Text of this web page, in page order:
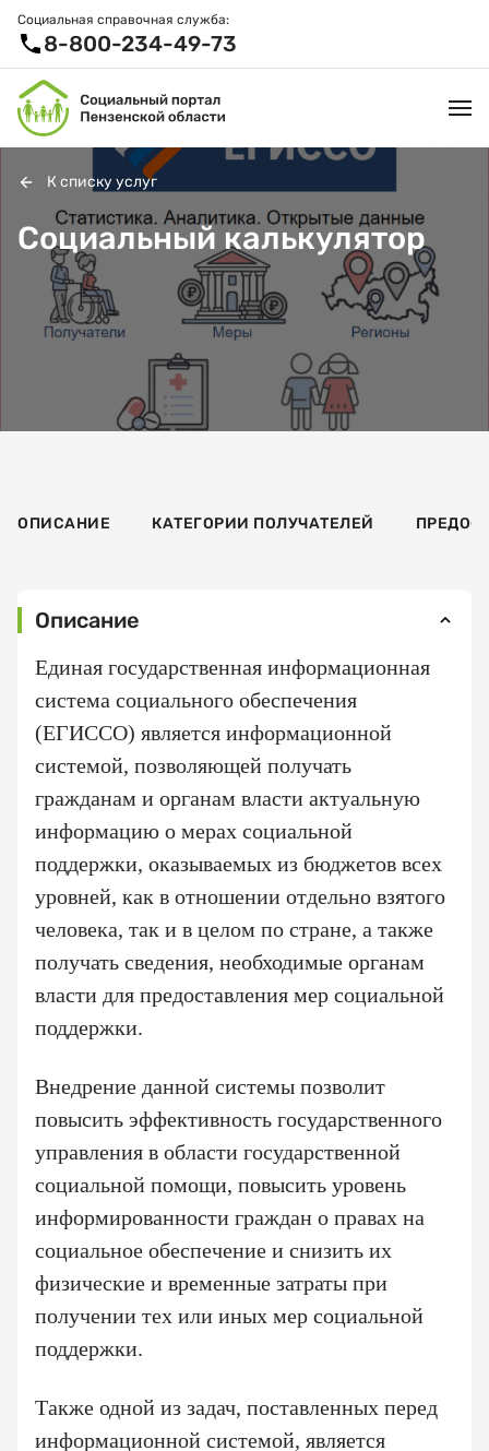
Социальная справочная служба:
8-800-234-49-73
УСЛУГИ И ЛЬГОТЫ
ОРГАНИЗАЦИИ
ПРОЕКТЫ И СЕРВИСЫ
АКТИВНОЕ ДОЛГОЛЕТИЕ
СПРАВОЧНАЯ СЛУЖБА
К списку услуг
Социальный калькулятор
ОПИСАНИЕ КАТЕГОРИИ ПОЛУЧАТЕЛЕЙ
Описание
Единая государственная информационная
система социального обеспечения
(ЕГИССО) является информационной
системой, позволяющей получать
гражданам и органам власти актуальную
информацию о мерах социальной
поддержки, оказываемых из бюджетов всех
уровней, как в отношении отдельно взятого
человека, так и в целом по стране, а также
получать сведения, необходимые органам
власти для предоставления мер социальной
поддержки.
Внедрение данной системы позволит
повысить эффективность государственного
управления в области государственной
социальной помощи, повысить уровень
информированности граждан о правах на
социальное обеспечение и снизить их
физические и временные затраты при
получении тех или иных мер социальной
поддержки.
Также одной из задач, поставленных перед
информационной системой, является
вас
зовут?
Спасибо!